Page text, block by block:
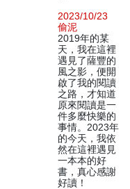
2023/10/23
偷泥
2019年的某
天，我在這裡
遇見了薩豐的
風之影，便開
啟了我的閱讀
之路，才知道
原來閱讀是一
件多麼快樂的
事情。2023年
的今天，我依
然在這裡遇見
一本本的好
書，真心感謝
好讀！